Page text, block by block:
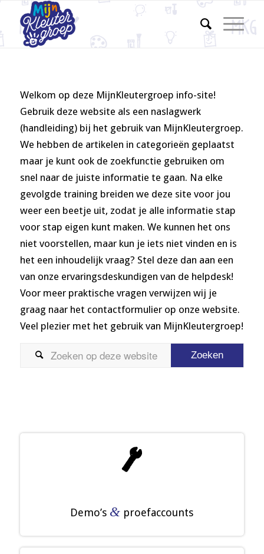
Welkom op deze MijnKleutergroep info-site!
Gebruik deze website als een naslagwerk
(handleiding) bij het gebruik van MijnKleutergroep.
We hebben de artikelen in categorieën geplaatst
maar je kunt ook de zoekfunctie gebruiken om
snel naar de juiste informatie te gaan. Na elke
gevolgde training breiden we deze site voor jou
weer een beetje uit, zodat je alle informatie stap
voor stap eigen kunt maken. We kunnen het ons
niet voorstellen, maar kun je iets niet vinden en is
het een inhoudelijk vraag? Stel deze dan aan een
van onze ervaringsdeskundigen van de helpdesk!
Voor meer praktische vragen verwijzen wij je
graag naar het contactformulier op onze website.
Veel plezier met het gebruik van MijnKleutergroep!

*
Demo’s & proefaccounts